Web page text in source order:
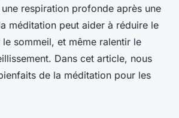
respiration profonde après une
méditation peut aider à réduire le
sommeil, et même ralentir le
Dans cet article, nous
de la méditation pour les